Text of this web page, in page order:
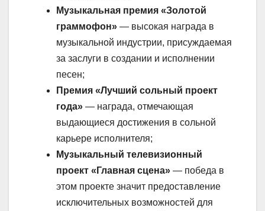
Музыкальная премия «Золотой
граммофон» — высокая награда в
музыкальной индустрии, присуждаемая
за заслуги в создании и исполнении
песен;
Премия «Лучший сольный проект
года» — награда, отмечающая
выдающиеся достижения в сольной
карьере исполнителя;
Музыкальный телевизионный
проект «Главная сцена» — победа в
этом проекте значит предоставление
исключительных возможностей для